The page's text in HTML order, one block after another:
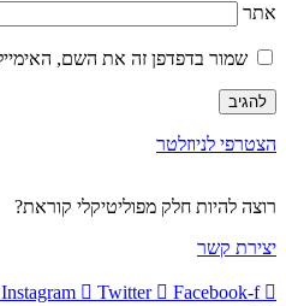
אתר
שמור בדפדפן זה את השם,
הצטרפי לניוזלטר
רוצה להיות חלק מפוליטיקלי קוראת?
יצירת קשר
Instagram Twitter
Facebook-f